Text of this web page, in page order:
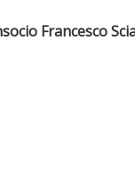
Francesco